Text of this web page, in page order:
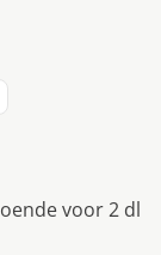
voor 2 dl